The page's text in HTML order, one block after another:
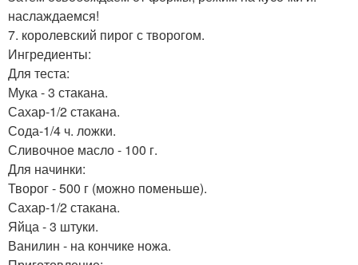
наслаждаемся!
7. королевский пирог с творогом.
Ингредиенты:
Для теста:
Мука - 3 стакана.
Сахар-1/2 стакана.
Сода-1/4 ч. ложки.
Сливочное масло - 100 г.
Для начинки:
Творог - 500 г (можно поменьше).
Сахар-1/2 стакана.
Яйца - 3 штуки.
Ванилин - на кончике ножа.